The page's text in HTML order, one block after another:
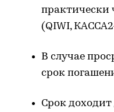
практически
(QIWI,
В случае
срок
Срок доходит